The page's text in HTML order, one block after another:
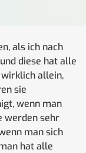
als ich nach
diese hat alle
allein,
sie
wenn man
werden sehr
man sich
hat alle